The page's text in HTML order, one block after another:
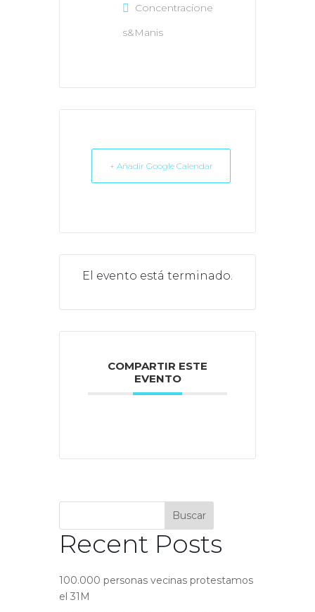
Concentracione
s&Manis
+ Añadir Google Calendar
El evento está terminado.
COMPARTIR ESTE
EVENTO
Buscar
Recent Posts
100.000 personas vecinas protestamos
el 31M